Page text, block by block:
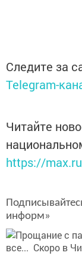
Следите за
Telegram-
Читайте
https://
информ»